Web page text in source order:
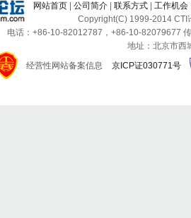
网站首页 公司简介 联系方式 工作机会
Copyright(C) 1999-2014 CTI
电话：+86-10-82012787，+86-10-82079677
地址：北京市西
经营性网站备案信息
京ICP证030771号